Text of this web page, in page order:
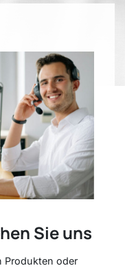
Sie uns
Produkten oder